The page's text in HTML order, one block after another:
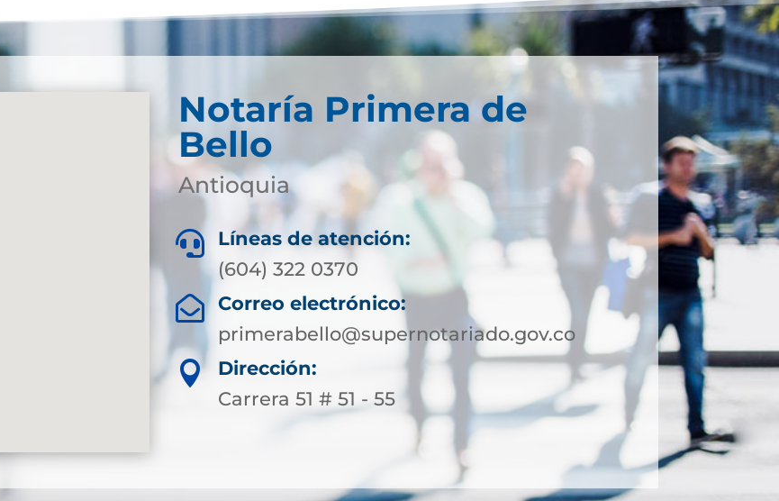
Notaría Primera de
Bello
Antioquia

Líneas de atención:
(604) 322 0370

Correo electrónico:
primerabello@supernotariado.gov.co

Dirección:
Carrera 51 # 51 - 55